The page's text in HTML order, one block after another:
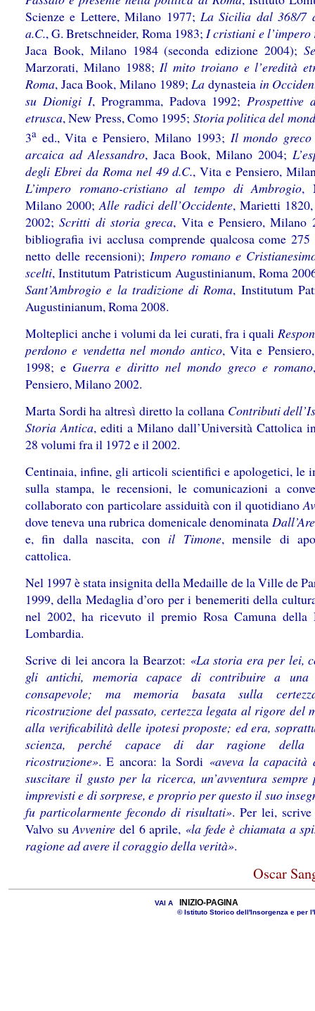
Scienze e Lettere, Milano 1977; La Sicilia dal 368/7
a.C., G. Bretschneider, Roma 1983;I cristiani e l’impero
Jaca Book, Milano 1984 (seconda edizione 2004);
Marzorati, Milano 1988;Il mito troiano e l’eredità
Roma, Jaca Book, Milano 1989;Ladynasteia in
su Dionigi I, Programma, Padova 1992;Prospettive
etrusca, New Press, Como 1995; Storia politica del
3a ed., Vita e Pensiero, Milano 1993; Il mondo greco
arcaica ad Alessandro, Jaca Book, Milano 2004;
degli Ebrei da Roma nel 49 d.C., Vita e Pensiero,
L’impero romano-cristiano al tempo di Ambrogio,
Milano 2000;Alle radici dell’Occidente, Marietti
2002; Scritti di storia greca, Vita e Pensiero, Milano
bibliografia ivi acclusa comprende qualcosa come
netto delle recensioni); Impero romano e
scelti, Institutum Patristicum Augustinianum, Roma
Sant’Ambrogio e la tradizione di Roma, Institutum
Augustinianum, Roma 2008.
Molteplici anche i volumi da lei curati, fra i quali
perdono e vendetta nel mondo antico, Vita e
1998; e Guerra e diritto nel mondo greco e romano
Pensiero, Milano 2002.
Marta Sordi ha altresì diretto la collana Contributi
Storia Antica, editi a Milano dall’Università Cattolica
28 volumi fra il 1972 e il 2002.
Centinaia, infine, gli articoli scientifici e apologetici, le
sulla stampa, le recensioni, le comunicazioni a
collaborato con particolare assiduità con il quotidiano
dove teneva una rubrica domenicale denominata
e, fin dalla nascita, con il Timone, mensile di
cattolica.
Nel 1997 è stata insignita della Medaille de la Ville de
1999, della Medaglia d’oro per i benemeriti della
nel 2002, ha ricevuto il premio Rosa Camuna della
Lombardia.
Scrive di lei ancora la Bearzot: «La storia era per lei,
gli antichi, memoria capace di contribuire a una
consapevole; ma memoria basata sulla
ricostruzione del passato, certezza legata al rigore del
alla verificabilità delle ipotesi proposte; ed era,
scienza, perché capace di dar ragione della
ricostruzione». E ancora: la Sordi «aveva la capacità
suscitare il gusto per la ricerca, un’avventura sempre
imprevisti e di sorprese, e proprio per questo il suo
fu particolarmente fecondo di risultati». Per lei,
Valvo suAvvenire del 6 aprile, «la fede è chiamata a
ragione ad avere il coraggio della verità».
Oscar
VAI A INIZIO-PAGINA
© Istituto Storico dell'Insorgenza e per